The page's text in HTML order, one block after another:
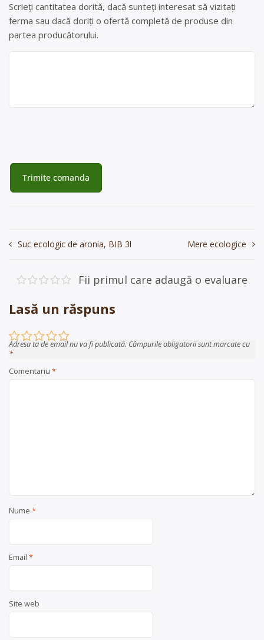
Scrieți cantitatea dorită, dacă sunteți interesat să vizitați
ferma sau dacă doriți o ofertă completă de produse din
partea producătorului.
Navigare
articole
Suc ecologic de aronia, BIB 3l Mere ecologice
Fii primul care adaugă o evaluare
Lasă un răspuns
Adresa ta de email nu va fi publicată. Câmpurile obligatorii sunt marcate cu
*
Comentariu *
Nume *
Email *
Site web